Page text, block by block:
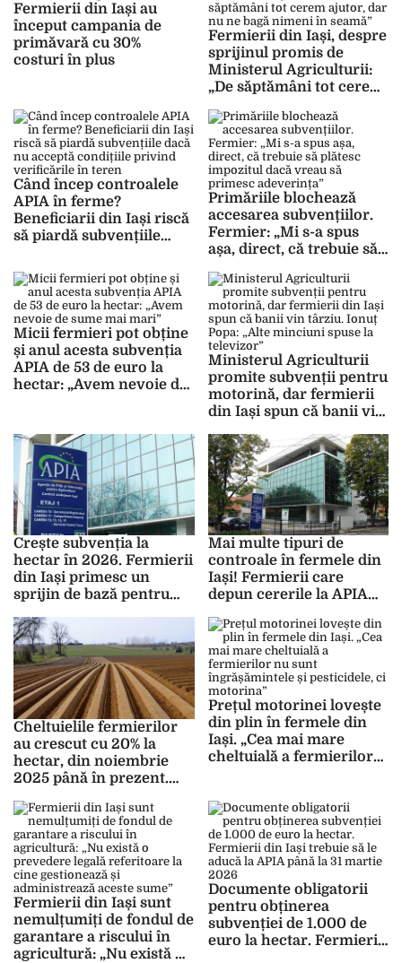
Fermierii din Iași au
început campania de
primăvară cu 30%
costuri în plus
Fermierii din Iași, despre
sprijinul promis de
Ministerul Agriculturii:
„De săptămâni tot cerem
nimeni în seamă”
Când încep controalele
APIA în ferme?
Beneficiarii din Iași riscă
să piardă subvențiile
condițiile privind
verificările în teren
Primăriile blochează
accesarea subvențiilor.
Fermier: „Mi s-a spus
așa, direct, că trebuie să
vreau să primesc
adeverința”
Micii fermieri pot obține
și anul acesta subvenția
APIA de 53 de euro la
hectar: „Avem nevoie de
Ministerul Agriculturii
promite subvenții pentru
motorină, dar fermierii
din Iași spun că banii vin
minciuni spuse la
televizor”
Crește subvenția la
hectar în 2026. Fermierii
din Iași primesc un
sprijin de bază pentru
sustenabilității
Mai multe tipuri de
controale în fermele din
Iași! Fermierii care
depun cererile la APIA
această vară, de
inspectori
Cheltuielile fermierilor
au crescut cu 20% la
hectar, din noiembrie
2025 până în prezent.
reducerea accizei și a
TVA-ului la
îngrășăminte”
Prețul motorinei lovește
din plin în fermele din
Iași. „Cea mai mare
cheltuială a fermierilor
Fermierii din Iași sunt
nemulțumiți de fondul de
garantare a riscului în
agricultură: „Nu există o
Documente obligatorii
pentru obținerea
subvenției de 1.000 de
euro la hectar. Fermierii